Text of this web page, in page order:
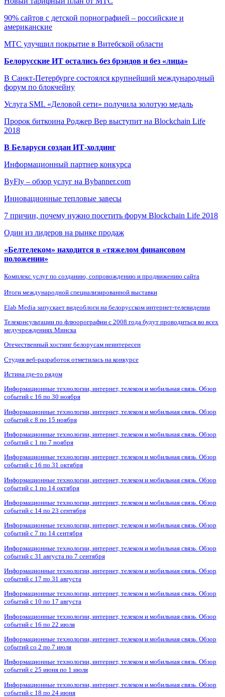
90% сайтов с детской порнографией – российские и
американские
МТС улучшил покрытие в Витебской области
Белорусские ИТ остались без брэндов и без «лица»
В Санкт-Петербурге состоялся крупнейший международный
форум по блокчейну
Услуга SML «Деловой сети» получила золотую медаль
Пророк биткоина Роджер Вер выступит на Blockchain Life
2018
В Беларуси создан ИТ-холдинг
Информационный партнер конкурса
ByFly – обзор услуг на Bybanner.com
Инновационные тепловые завесы
7 причин, почему нужно посетить форум Blockchain Life 2018
Один из лидеров на рынке продаж
«Белтелеком» находится в «тяжелом финансовом
положении»
Комплекс услуг по созданию, сопровождению и продвижению сайта
Итоги международной специализированной выставки
Elab Media запускает видеоблоги на белорусском интернет-телевидении
Телеконсультации по флюорографии с 2008 года будут проводиться во всех
медучреждениях Минска
Отечественный хостинг белорусам неинтересен
Студия веб-разработок отметилась на конкурсе
Истина где-то рядом
Информационные технологии, интернет, телеком и мобильная связь. Обзор
событий с 16 по 30 ноября
Информационные технологии, интернет, телеком и мобильная связь. Обзор
событий с 8 по 15 ноября
Информационные технологии, интернет, телеком и мобильная связь. Обзор
событий с 1 по 7 ноября
Информационные технологии, интернет, телеком и мобильная связь. Обзор
событий с 16 по 31 октября
Информационные технологии, интернет, телеком и мобильная связь. Обзор
событий с 1 по 14 октября
Информационные технологии, интернет, телеком и мобильная связь. Обзор
событий с 14 по 23 сентября
Информационные технологии, интернет, телеком и мобильная связь. Обзор
событий с 7 по 14 сентября
Информационные технологии, интернет, телеком и мобильная связь. Обзор
событий с 31 августа по 7 сентября
Информационные технологии, интернет, телеком и мобильная связь. Обзор
событий с 17 по 31 августа
Информационные технологии, интернет, телеком и мобильная связь. Обзор
событий с 10 по 17 августа
Информационные технологии, интернет, телеком и мобильная связь. Обзор
событий с 16 по 22 июля
Информационные технологии, интернет, телеком и мобильная связь. Обзор
событий со 2 по 7 июля
Информационные технологии, интернет, телеком и мобильная связь. Обзор
событий с 25 июня по 1 июля
Информационные технологии, интернет, телеком и мобильная связь. Обзор
событий с 18 по 24 июня